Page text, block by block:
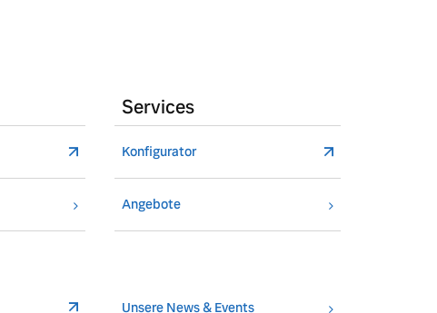
Services
Konfigurator
Angebote
Unsere News & Events